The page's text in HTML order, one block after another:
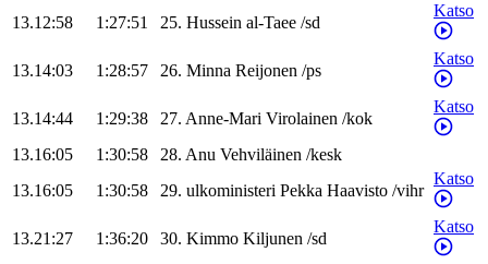
13.12:58 1:27:51 25. Hussein al-Taee /sd
Katso
13.14:03 1:28:57 26. Minna Reijonen /ps
Katso
13.14:44 1:29:38 27. Anne-Mari Virolainen /kok
Katso
13.16:05 1:30:58 28. Anu Vehviläinen /kesk
13.16:05
1:30:58 29. ulkoministeri Pekka Haavisto /vihr
Katso
13.21:27 1:36:20 30. Kimmo Kiljunen /sd
Katso